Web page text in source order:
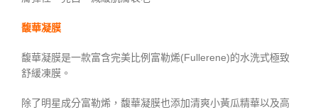
馥華凝膜
馥華凝膜是一款富含完美比例富勒烯(Fullerene)的水洗式極致
舒緩凍膜。
除了明星成分富勒烯，馥華凝膜也添加清爽小黃瓜精華以及高